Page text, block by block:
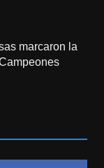
marcaron la